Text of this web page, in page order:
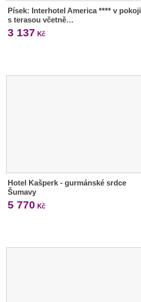
Písek: Interhotel America **** v pokoji
s terasou včetně…
3 137 Kč
Hotel Kašperk - gurmánské srdce
Šumavy
5 770 Kč